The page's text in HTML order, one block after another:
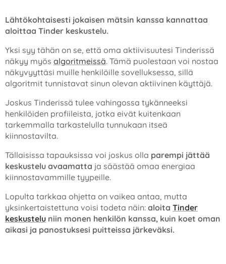
Lähtökohtaisesti jokaisen mätsin kanssa kannattaa
aloittaa Tinder keskustelu.
Yksi syy tähän on se, että oma aktiivisuutesi Tinderissä
näkyy myös algoritmeissä. Tämä puolestaan voi nostaa
näkyvyyttäsi muille henkilöille sovelluksessa, sillä
algoritmit tunnistavat sinun olevan aktiivinen käyttäjä.
Joskus Tinderissä tulee vahingossa tykänneeksi
henkilöiden profiileista, jotka eivät kuitenkaan
tarkemmalla tarkastelulla tunnukaan itseä
kiinnostavilta.
Tällaisissa tapauksissa voi joskus olla parempi jättää
keskustelu avaamatta ja säästää omaa energiaa
kiinnostavammille tyypeille.
Lopulta tarkkaa ohjetta on vaikea antaa, mutta
yksinkertaistettuna voisi todeta näin: aloita Tinder
keskustelu niin monen henkilön kanssa, kuin koet oman
aikasi ja panostuksesi puitteissa järkeväksi.